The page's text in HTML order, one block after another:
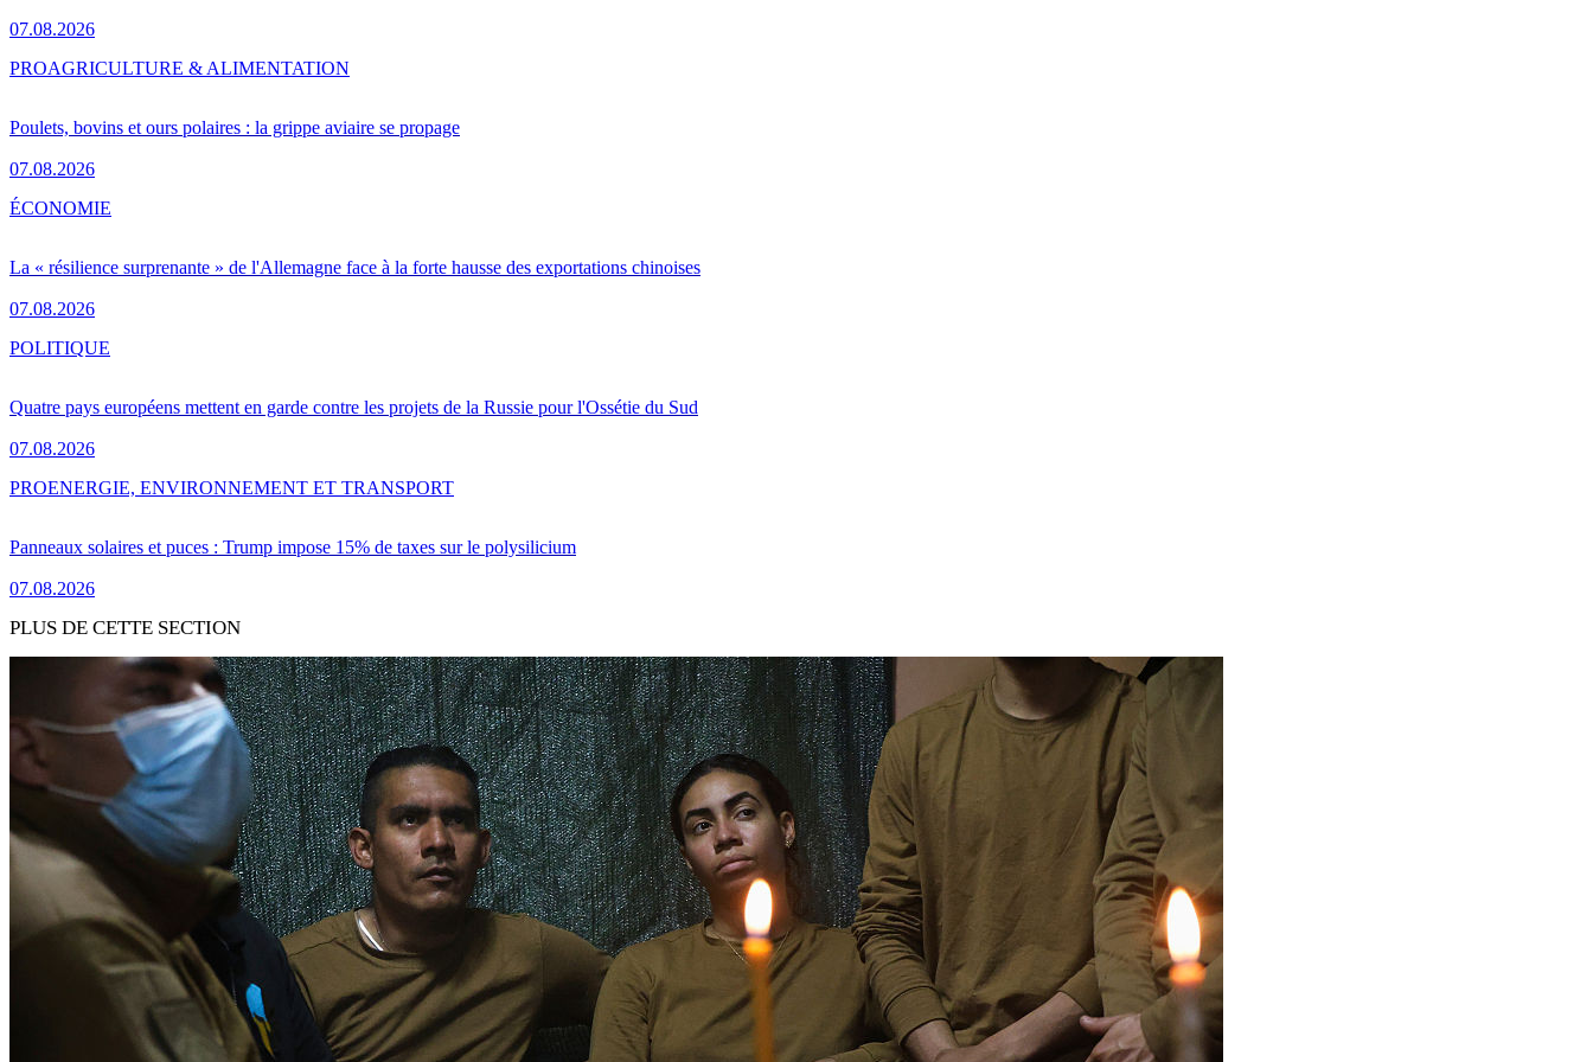
07.08.2026
Poulets, bovins et ours polaires : la grippe aviaire se propage
07.08.2026
PROAGRICULTURE & ALIMENTATION
La « résilience surprenante » de l'Allemagne face à la forte hausse des exportations chinoises
07.08.2026
ÉCONOMIE
Quatre pays européens mettent en garde contre les projets de la Russie pour l'Ossétie du Sud
07.08.2026
POLITIQUE
Panneaux solaires et puces : Trump impose 15% de taxes sur le polysilicium
07.08.2026
PROENERGIE, ENVIRONNEMENT ET TRANSPORT
PLUS DE CETTE SECTION